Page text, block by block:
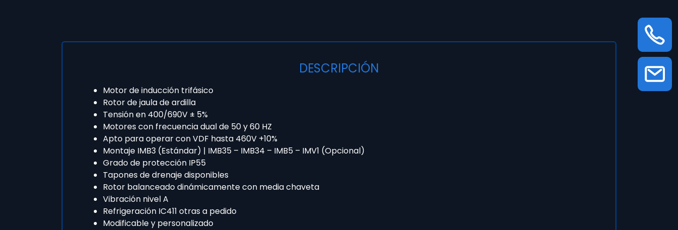
DESCRIPCIÓN
Motor de inducción trifásico
Rotor de jaula de ardilla
Tensión en 400/690V ± 5%
Motores con frecuencia dual de 50 y 60 HZ
Apto para operar con VDF hasta 460V +10%
Montaje IMB3 (Estándar) | IMB35 – IMB34 – IMB5 – IMV1 (Opcional)
Grado de protección IP55
Tapones de drenaje disponibles
Rotor balanceado dinámicamente con media chaveta
Vibración nivel A
Refrigeración IC411 otras a pedido
Modificable y personalizado